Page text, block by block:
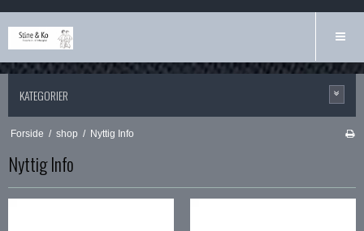
KATEGORIER
Forside / shop / Nyttig Info
Nyttig Info